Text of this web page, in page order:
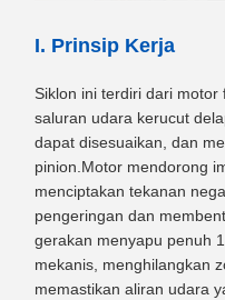
I. Prinsip Kerja
Siklon ini terdiri dari motor
saluran udara kerucut
dapat disesuaikan, dan
pinion.Motor mendorong
menciptakan tekanan
pengeringan dan
gerakan menyapu penuh
mekanis, menghilangkan
memastikan aliran udara